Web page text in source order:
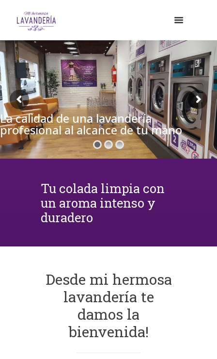
La calidad de una lavandería
profesional al alcance de tu mano
Tu colada limpia con
un aroma intenso y
duradero
Desde mi hermosa
lavandería te
damos la
bienvenida!